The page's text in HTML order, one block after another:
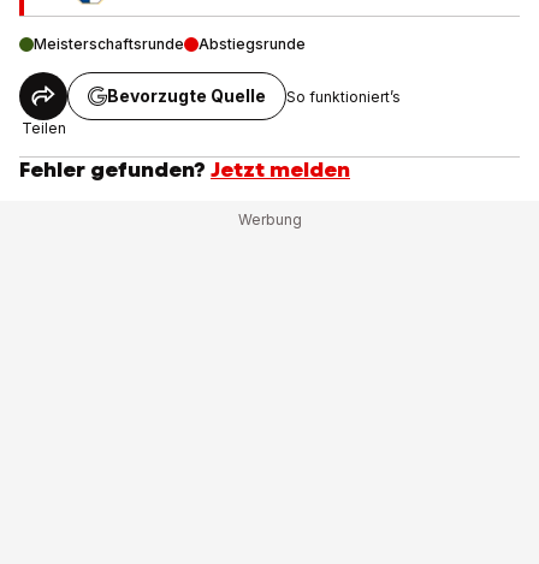
Meisterschaftsrunde Abstiegsrunde
Teilen
Bevorzugte Quelle So funktioniert’s
Fehler gefunden? Jetzt melden